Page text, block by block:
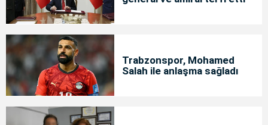
Trabzonspor, Mohamed
Salah ile anlaşma sağladı